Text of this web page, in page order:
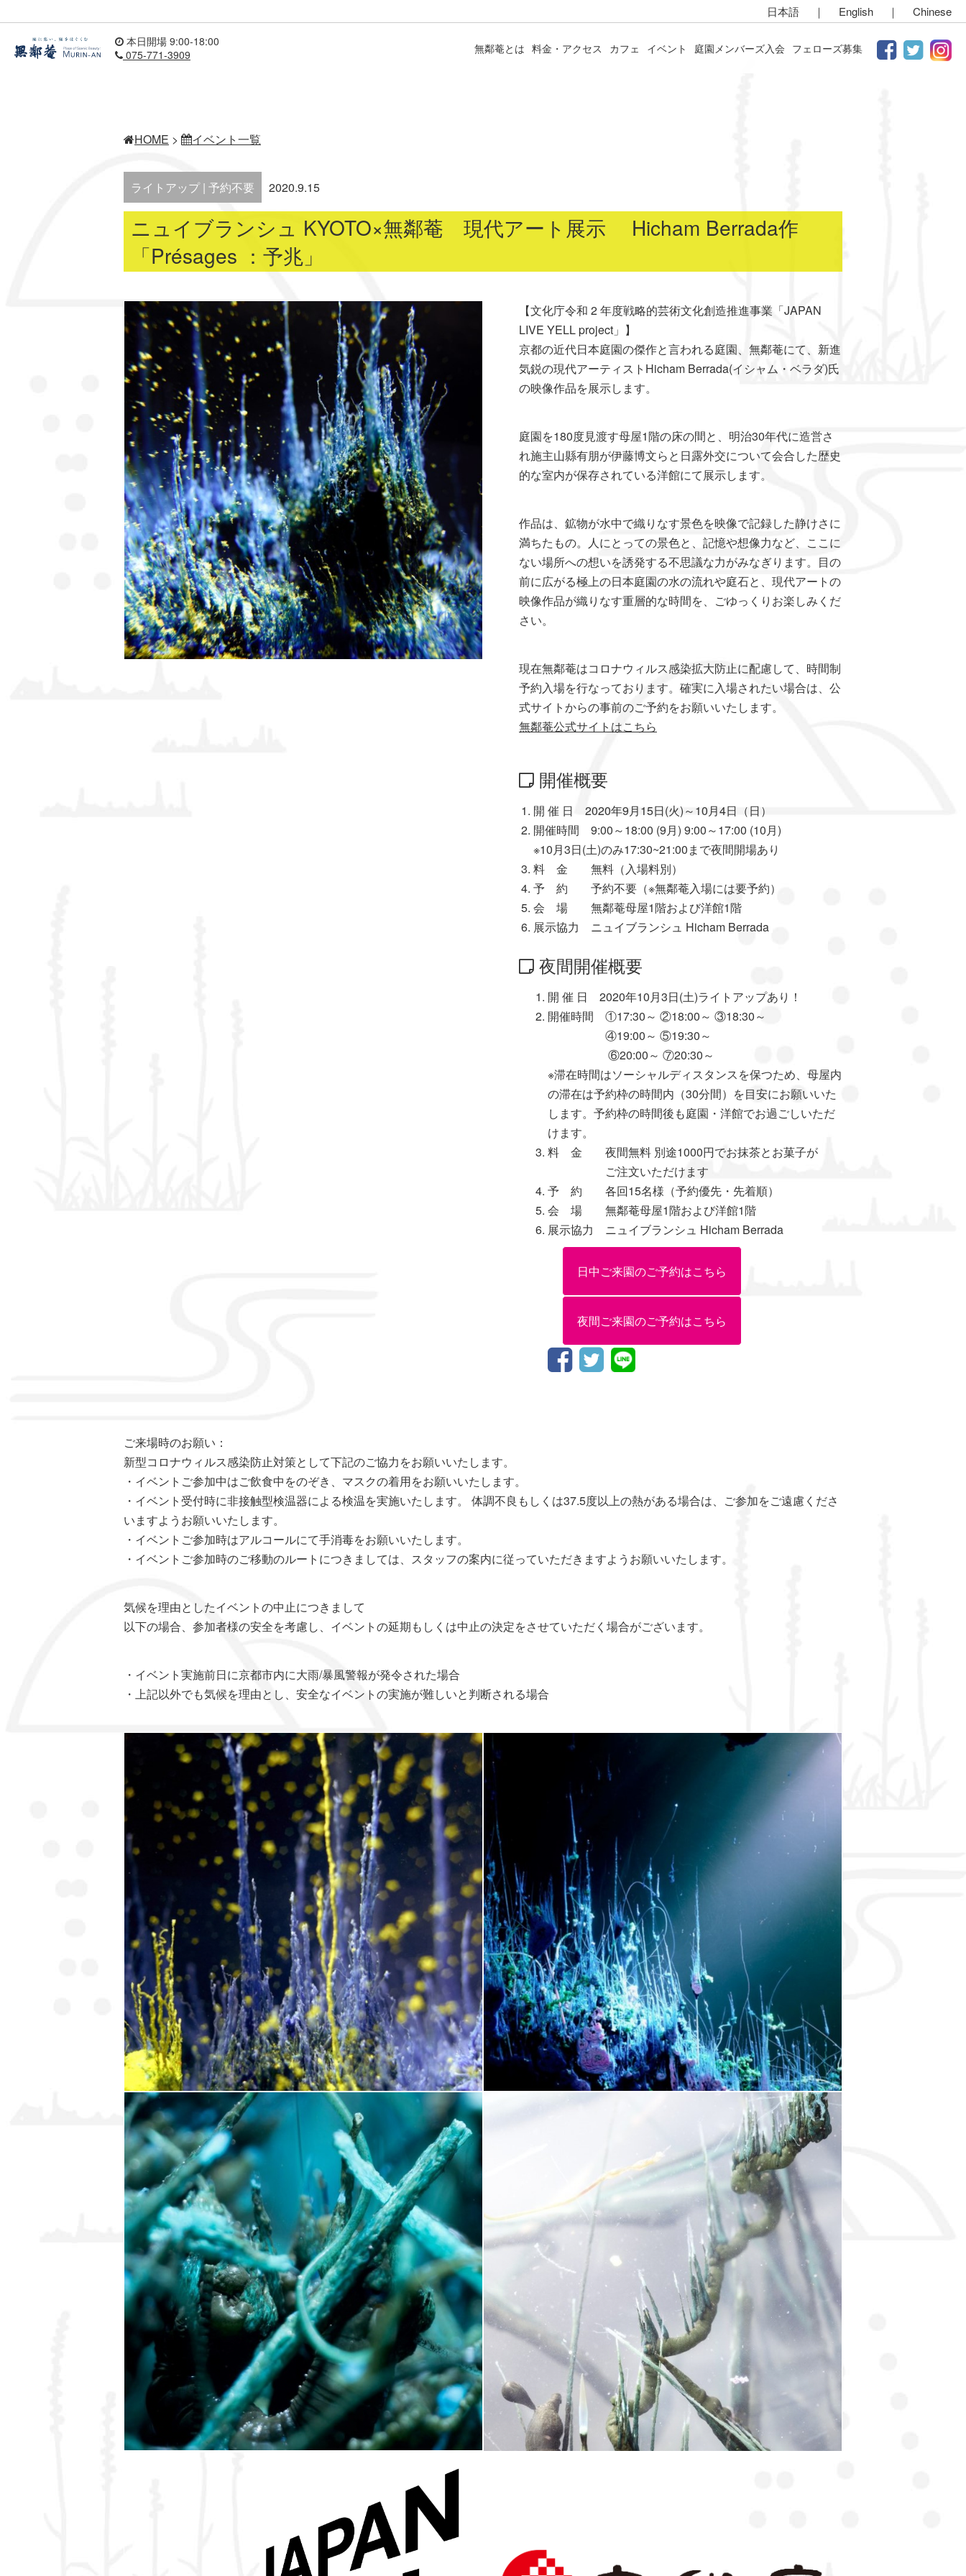
日本語 ｜ English ｜ Chinese
本日開場 9:00-18:00
075-771-3909
無鄰菴とは 料金・アクセス カフェ イベント 庭園メンバーズ入会 フェローズ募集
HOME > イベント一覧
ライトアップ | 予約不要 2020.9.15
ニュイブランシュ KYOTO×無鄰菴 現代アート展示 Hicham Berrada作
「Présages ：予兆」
【文化庁令和 2 年度戦略的芸術文化創造推進事業「JAPAN
LIVE YELL project」】
京都の近代日本庭園の傑作と言われる庭園、無鄰菴にて、新進
気鋭の現代アーティストHicham Berrada(イシャム・ベラダ)氏
の映像作品を展示します。
庭園を180度見渡す母屋1階の床の間と、明治30年代に造営さ
れ施主山縣有朋が伊藤博文らと日露外交について会合した歴史
的な室内が保存されている洋館にて展示します。
作品は、鉱物が水中で織りなす景色を映像で記録した静けさに
満ちたもの。人にとっての景色と、記憶や想像力など、ここに
ない場所への想いを誘発する不思議な力がみなぎります。目の
前に広がる極上の日本庭園の水の流れや庭石と、現代アートの
映像作品が織りなす重層的な時間を、ごゆっくりお楽しみくだ
さい。
現在無鄰菴はコロナウィルス感染拡大防止に配慮して、時間制
予約入場を行なっております。確実に入場されたい場合は、公
式サイトからの事前のご予約をお願いいたします。
無鄰菴公式サイトはこちら
開催概要
開 催 日 2020年9月15日(火)～10月4日（日）
開催時間 9:00～18:00 (9月) 9:00～17:00 (10月)
※10月3日(土)のみ17:30~21:00まで夜間開場あり
料 金 無料（入場料別）
予 約 予約不要（※無鄰菴入場には要予約）
会 場 無鄰菴母屋1階および洋館1階
展示協力 ニュイブランシュ Hicham Berrada
夜間開催概要
開 催 日 2020年10月3日(土)ライトアップあり！
開催時間 ①17:30～ ②18:00～ ③18:30～
④19:00～ ⑤19:30～
⑥20:00～ ⑦20:30～
※滞在時間はソーシャルディスタンスを保つため、母屋内
の滞在は予約枠の時間内（30分間）を目安にお願いいた
します。予約枠の時間後も庭園・洋館でお過ごしいただ
けます。
料 金 夜間無料 別途1000円でお抹茶とお菓子が
ご注文いただけます
予 約 各回15名様（予約優先・先着順）
会 場 無鄰菴母屋1階および洋館1階
展示協力 ニュイブランシュ Hicham Berrada
日中ご来園のご予約はこちら
夜間ご来園のご予約はこちら
ご来場時のお願い：
新型コロナウィルス感染防止対策として下記のご協力をお願いいたします。
・イベントご参加中はご飲食中をのぞき、マスクの着用をお願いいたします。
・イベント受付時に非接触型検温器による検温を実施いたします。 体調不良もしくは37.5度以上の熱がある場合は、ご参加をご遠慮くださ
いますようお願いいたします。
・イベントご参加時はアルコールにて手消毒をお願いいたします。
・イベントご参加時のご移動のルートにつきましては、スタッフの案内に従っていただきますようお願いいたします。
気候を理由としたイベントの中止につきまして
以下の場合、参加者様の安全を考慮し、イベントの延期もしくは中止の決定をさせていただく場合がございます。
・イベント実施前日に京都市内に大雨/暴風警報が発令された場合
・上記以外でも気候を理由とし、安全なイベントの実施が難しいと判断される場合